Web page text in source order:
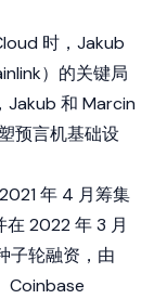
时，Jakub
）的关键局
Jakub 和 Marcin
预言机基础设
年 4 月筹集
2022 年 3 月
子轮融资，由
Coinbase